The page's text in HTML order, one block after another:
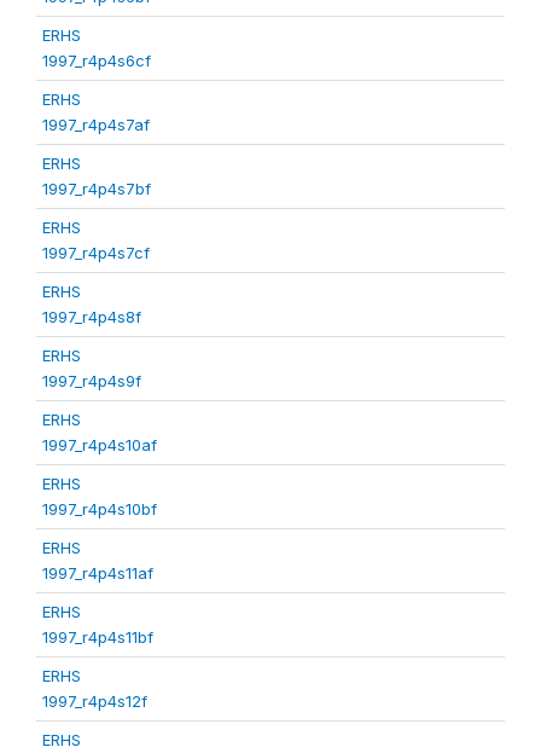
ERHS
1997_r4p4s6cf
ERHS
1997_r4p4s7af
ERHS
1997_r4p4s7bf
ERHS
1997_r4p4s7cf
ERHS
1997_r4p4s8f
ERHS
1997_r4p4s9f
ERHS
1997_r4p4s10af
ERHS
1997_r4p4s10bf
ERHS
1997_r4p4s11af
ERHS
1997_r4p4s11bf
ERHS
1997_r4p4s12f
ERHS